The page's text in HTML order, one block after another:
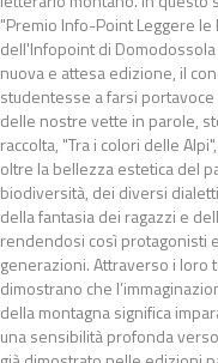
"Premio Info-Point Leggere
dell'Infopoint di Domodossola
nuova e attesa edizione, il
studentesse a farsi
delle nostre vette in parole,
raccolta, "Tra i colori delle
oltre la bellezza estetica del
biodiversità, dei diversi
della fantasia dei ragazzi e
rendendosi così protagonisti
generazioni. Attraverso i loro
dimostrano che
della montagna significa
una sensibilità profonda